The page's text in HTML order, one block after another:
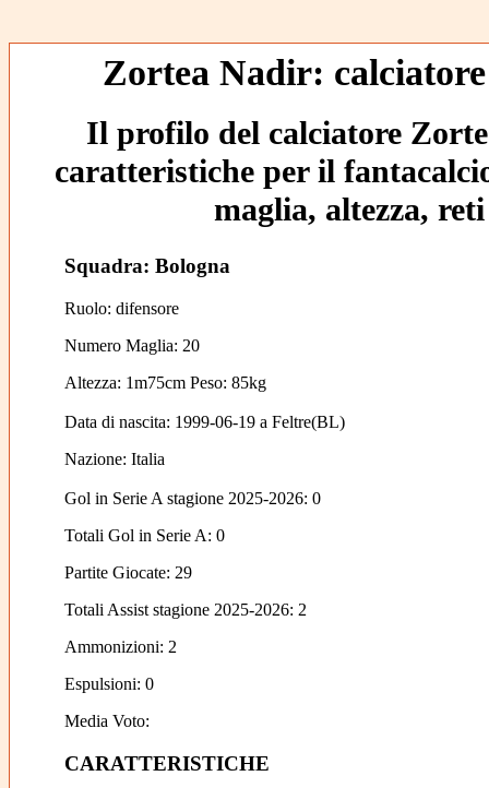
Zortea Nadir:
Il profilo del calciatore
caratteristiche per il
maglia, altezza,
Squadra: Bologna
Ruolo: difensore
Numero Maglia: 20
Altezza: 1m75cm Peso: 85kg
Data di nascita: 1999-06-19 a Feltre(BL)
Nazione: Italia
Gol in Serie A stagione 2025-2026: 0
Totali Gol in Serie A: 0
Partite Giocate: 29
Totali Assist stagione 2025-2026: 2
Ammonizioni: 2
Espulsioni: 0
Media Voto:
CARATTERISTICHE